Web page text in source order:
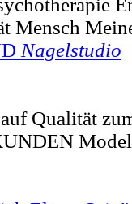
Mensch
Nagelstudio
Qualität